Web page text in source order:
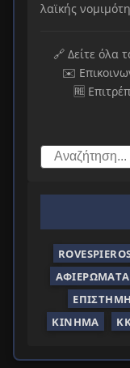
λαϊκής
🔗 Δείτε όλα
✉️
🆓
ΑΦΙΕΡΏΜΑΤΑ
ΚΊΝΗΜΑ